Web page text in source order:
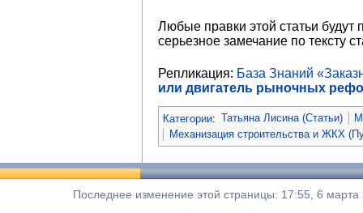
Любые правки этой статьи
серьезное замечание по тексту
Репликация: База Знаний
или двигатель рыночных
Категории: Татьяна Лисина (Статьи)
Механизация строительства и ЖКХ
Последнее изменение этой страницы: 17:55, 6 марта